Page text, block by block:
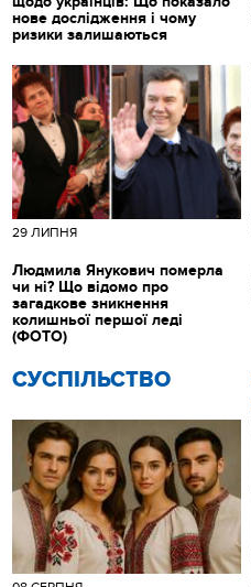
нове дослідження і чому
ризики залишаються
CУСПІЛЬСТВО
29 ЛИПНЯ
Людмила Янукович померла
чи ні? Що відомо про
загадкове зникнення
колишньої першої леді
(ФОТО)